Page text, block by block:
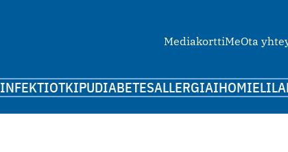
MediakorttiMeOta
INFEKTIOTKIPUDIABETESALLERGIAIHOMIELI